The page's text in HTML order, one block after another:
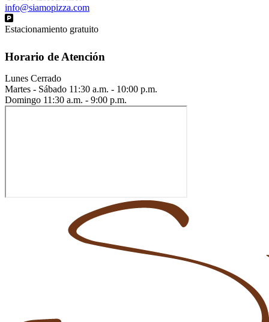
info@siamopizza.com
Estacionamiento gratuito
Horario de Atención
Lunes Cerrado
Martes - Sábado 11:30 a.m. - 10:00 p.m.
Domingo 11:30 a.m. - 9:00 p.m.